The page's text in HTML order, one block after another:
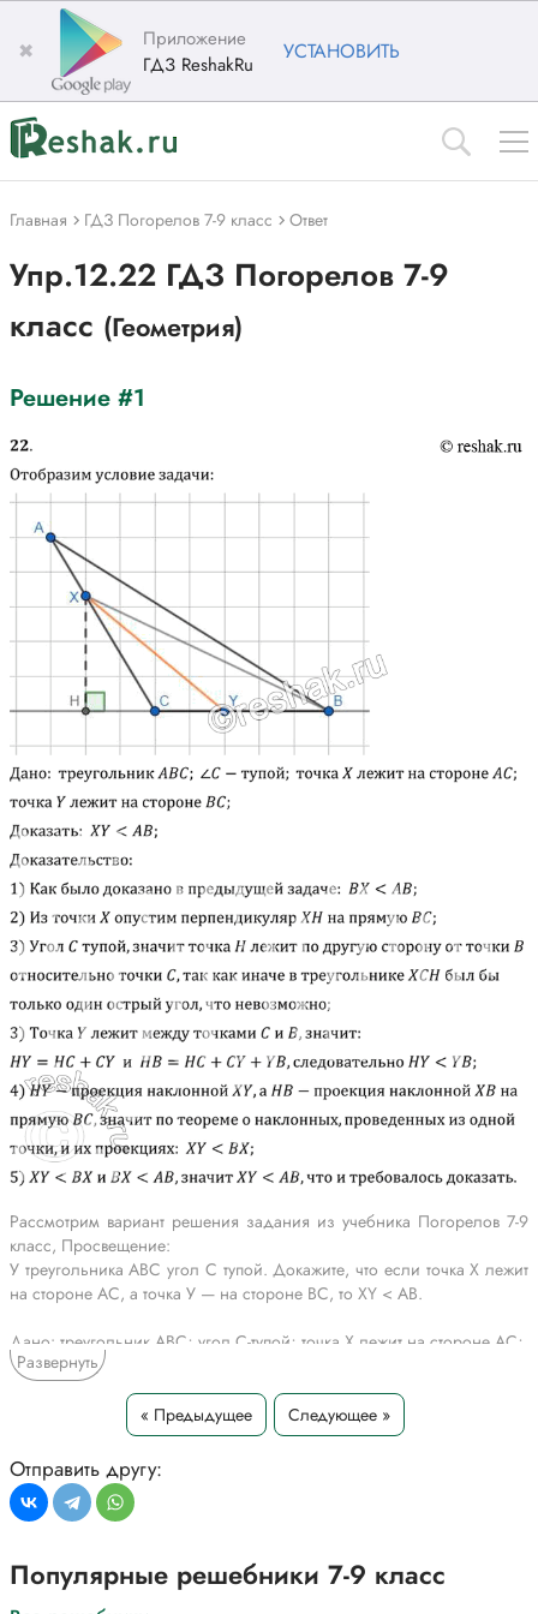
✖
Приложение
ГДЗ ReshakRu
УСТАНОВИТЬ
Главная ГДЗ Погорелов 7-9 класс Ответ
Упр.12.22 ГДЗ Погорелов 7-9
класс (Геометрия)
Решение #1
Рассмотрим вариант решения задания из учебника Погорелов 7-9
класс, Просвещение:
У треугольника ABC угол С тупой. Докажите, что если точка X лежит
на стороне АС, а точка У — на стороне ВС, то XY < АВ.
Дано: треугольник ABC; угол C-тупой; точка X лежит на стороне AC;
точка Y лежит на стороне BC;
Доказать: XY < AB;
1) Как было доказано в предыдущей задаче: BX < AB;
2) Из точки X опустим перпендикуляр XH на прямую BC;
3) Угол C тупой, значит точка H лежит по другую сторону от точки B
относительно точки C, так как иначе в треугольнике XCH был бы
3) Точка Y лежит между точками C и B, значит:
HY=HC+CY и HB=HC+CY+YB, следовательно HY < YB;
4) HY-проекция наклонной XY, а HB-проекция наклонной XB на
Развернуть
« Предыдущее Следующее »
Отправить другу:
Популярные решебники 7-9 класс